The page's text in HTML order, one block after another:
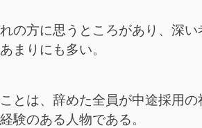
の方に思うところがあり、深
まりにも多い。
とは、辞めた全員が中途採用
験のある人物である。